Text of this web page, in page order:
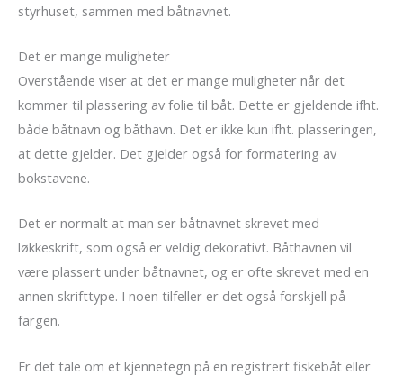
styrhuset, sammen med båtnavnet.
Det er mange muligheter
Overstående viser at det er mange muligheter når det
kommer til plassering av folie til båt. Dette er gjeldende ifht.
både båtnavn og båthavn. Det er ikke kun ifht. plasseringen,
at dette gjelder. Det gjelder også for formatering av
bokstavene.
Det er normalt at man ser båtnavnet skrevet med
løkkeskrift, som også er veldig dekorativt. Båthavnen vil
være plassert under båtnavnet, og er ofte skrevet med en
annen skrifttype. I noen tilfeller er det også forskjell på
fargen.
Er det tale om et kjennetegn på en registrert fiskebåt eller